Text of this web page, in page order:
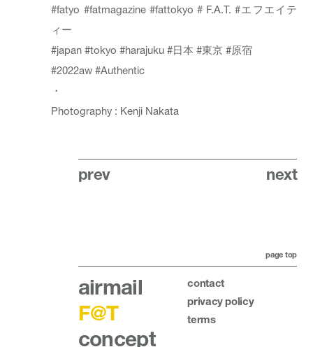
#fatyo #fatmagazine #fattokyo # F.A.T.#エフエイテ
ィー
#japan #tokyo #harajuku #日本 #東京 #原宿
#2022aw #Authentic
・
Photography : Kenji Nakata
prev next
airmail
F@T
concept
contact
privacy policy
terms
page top